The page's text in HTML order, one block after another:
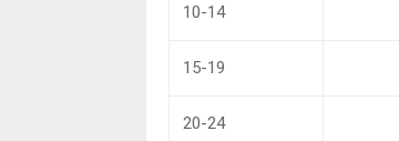
10-14
15-19
20-24